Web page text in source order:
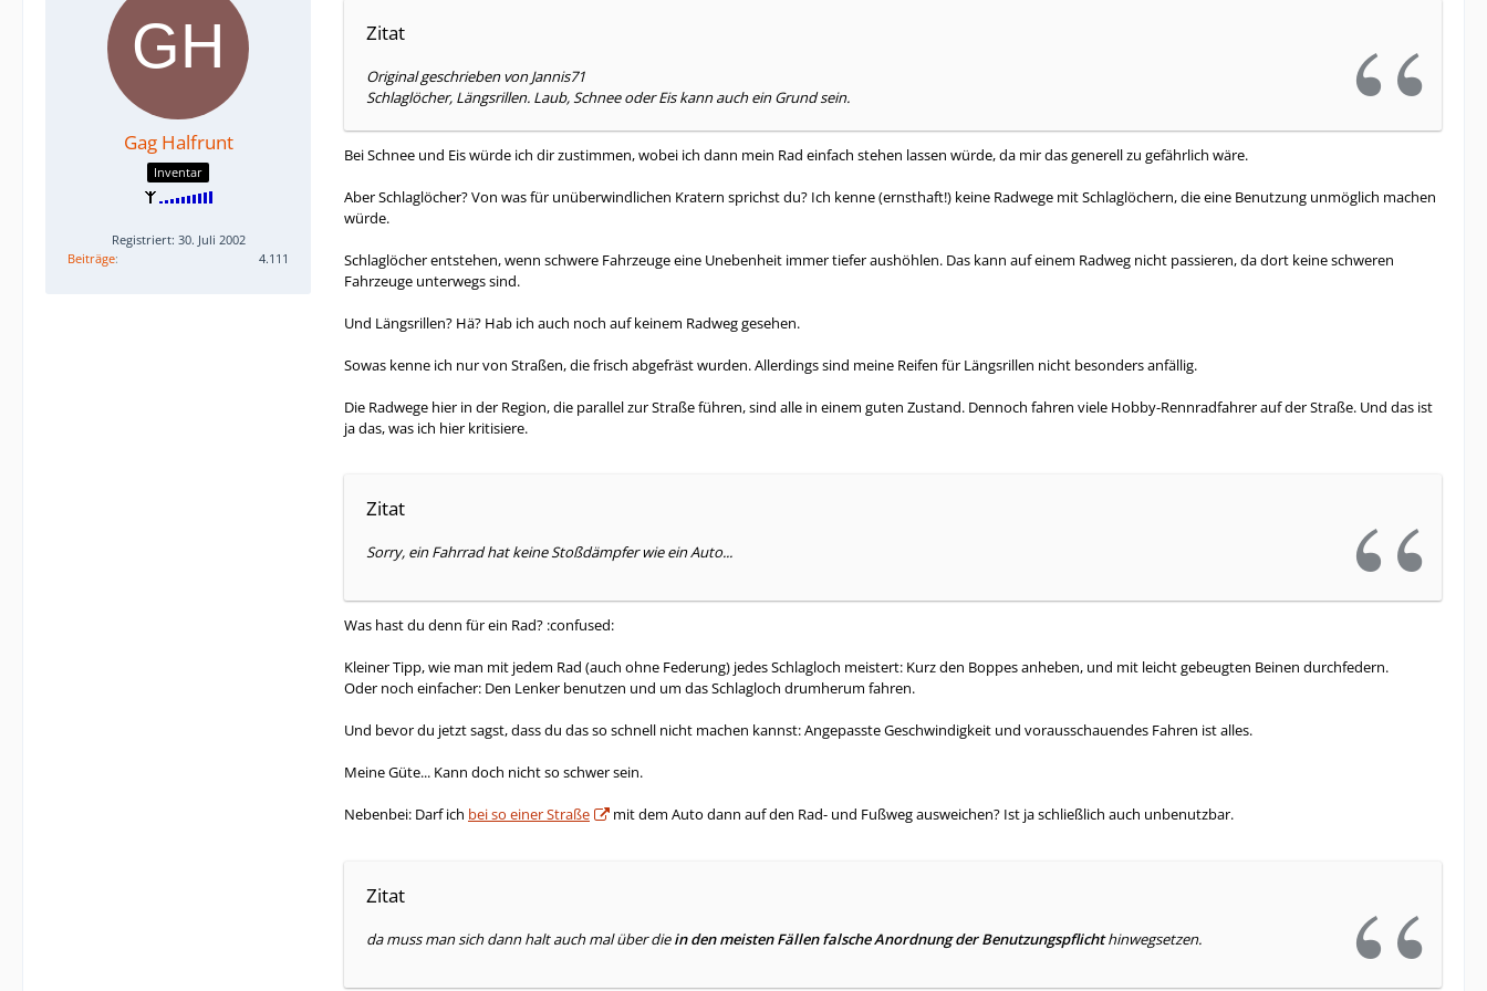
Gag Halfrunt
Inventar
Registriert: 30. Juli 2002
Beiträge
4.111
Zitat
Original geschrieben von Jannis71
Schlaglöcher, Längsrillen. Laub, Schnee oder Eis kann auch ein Grund sein.
Bei Schnee und Eis würde ich dir zustimmen, wobei ich dann mein Rad einfach stehen lassen würde, da mir das generell zu gefährlich wäre.
Aber Schlaglöcher? Von was für unüberwindlichen Kratern sprichst du? Ich kenne (ernsthaft!) keine Radwege mit Schlaglöchern, die eine Benutzung unmöglich machen
würde.
Schlaglöcher entstehen, wenn schwere Fahrzeuge eine Unebenheit immer tiefer aushöhlen. Das kann auf einem Radweg nicht passieren, da dort keine schweren
Fahrzeuge unterwegs sind.
Und Längsrillen? Hä? Hab ich auch noch auf keinem Radweg gesehen.
Sowas kenne ich nur von Straßen, die frisch abgefräst wurden. Allerdings sind meine Reifen für Längsrillen nicht besonders anfällig.
Die Radwege hier in der Region, die parallel zur Straße führen, sind alle in einem guten Zustand. Dennoch fahren viele Hobby-Rennradfahrer auf der Straße. Und das ist
ja das, was ich hier kritisiere.
Zitat
Sorry, ein Fahrrad hat keine Stoßdämpfer wie ein Auto...
Was hast du denn für ein Rad? :confused:
Kleiner Tipp, wie man mit jedem Rad (auch ohne Federung) jedes Schlagloch meistert: Kurz den Boppes anheben, und mit leicht gebeugten Beinen durchfedern.
Oder noch einfacher: Den Lenker benutzen und um das Schlagloch drumherum fahren.
Und bevor du jetzt sagst, dass du das so schnell nicht machen kannst: Angepasste Geschwindigkeit und vorausschauendes Fahren ist alles.
Meine Güte... Kann doch nicht so schwer sein.
Nebenbei: Darf ich bei so einer Straße mit dem Auto dann auf den Rad- und Fußweg ausweichen? Ist ja schließlich auch unbenutzbar.
Zitat
da muss man sich dann halt auch mal über diein den meisten Fällen falsche Anordnung der Benutzungspflichthinwegsetzen.